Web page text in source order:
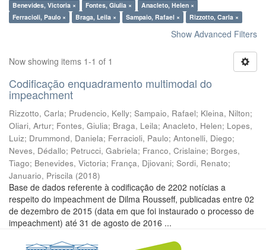
Benevides, Victoria × Fontes, Giulia ×
Anacleto, Helen ×
Ferracioli, Paulo ×
Braga, Leila × Sampaio, Rafael × Rizzotto, Carla ×
Show Advanced Filters
Now showing items 1-1 of 1
Codificação enquadramento multimodal do
impeachment
Rizzotto, Carla; Prudencio, Kelly; Sampaio, Rafael; Kleina, Nilton;
Oliari, Artur; Fontes, Giulia; Braga, Leila; Anacleto, Helen; Lopes,
Luiz; Drummond, Daniela; Ferracioli, Paulo; Antonelli, Diego;
Neves, Dédallo; Petrucci, Gabriela; Franco, Crislaine; Borges,
Tiago; Benevides, Victoria; França, Djiovani; Sordi, Renato;
Januario, Priscila (2018)
Base de dados referente à codificação de 2202 notícias a
respeito do impeachment de Dilma Rousseff, publicadas entre 02
de dezembro de 2015 (data em que foi instaurado o processo de
impeachment) até 31 de agosto de 2016 ...